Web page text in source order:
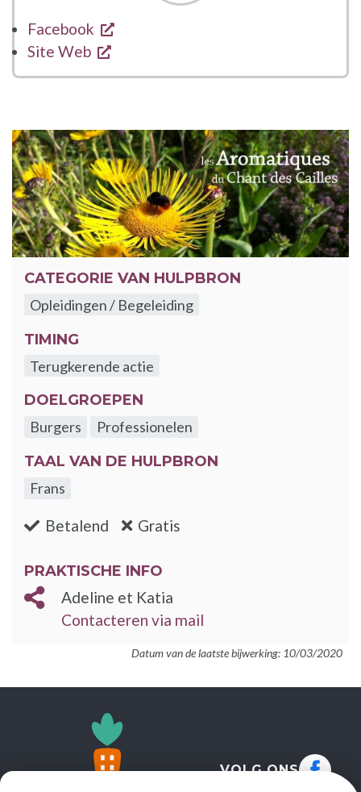
Facebook
opent een nieuw venster
Site Web
opent een nieuw venster
CATEGORIE VAN HULPBRON
Opleidingen / Begeleiding
TIMING
Terugkerende actie
DOELGROEPEN
Burgers
Professionelen
TAAL VAN DE HULPBRON
Frans
Betalend :nee Gratis
PRAKTISCHE INFO
Adeline et Katia
Contacteren via mail
Datum van de laatste bijwerking: 10/03/2020
VOLG ONS